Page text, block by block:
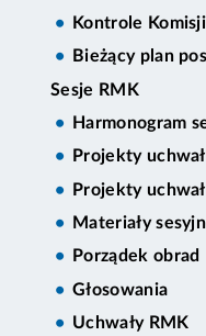
Kontrole
Bieżący plan
Sesje RMK
Harmonogram
Projekty
Projekty
Materiały
Porządek obrad
Głosowania
Uchwały RMK